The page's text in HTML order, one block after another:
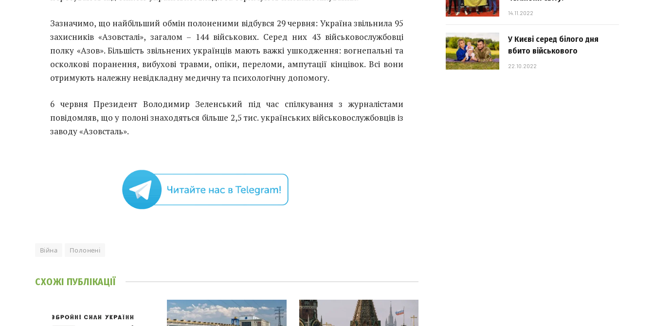
Зазначимо, що найбільший обмін полоненими відбувся 29 червня: Україна звільнила 95
захисників «Азовсталі», загалом – 144 військових. Серед них 43 військовослужбовці
полку «Азов». Більшість звільнених українців мають важкі ушкодження: вогнепальні та
осколкові поранення, вибухові травми, опіки, переломи, ампутації кінцівок. Всі вони
отримують належну невідкладну медичну та психологічну допомогу.
6 червня Президент Володимир Зеленський під час спілкування з журналістами
повідомляв, що у полоні знаходяться більше 2,5 тис. українських військовослужбовців із
заводу «Азовсталь».
Війна Полонені
СХОЖІ ПУБЛІКАЦІЇ
14.11.2022
У Києві серед білого дня
вбито військового
22.10.2022